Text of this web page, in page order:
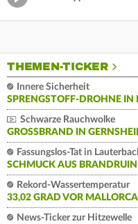
THEMEN-TICKER
Innere Sicherheit
SPRENGSTOFF-DROHNE IN
Schwarze Rauchwolke
GROSSBRAND IN GERNSHEIM
Fassungslos-Tat in
SCHMUCK AUS
Rekord-Wassertemperatur
33,02 GRAD VOR MALLORCA
News-Ticker zur Hitzewelle